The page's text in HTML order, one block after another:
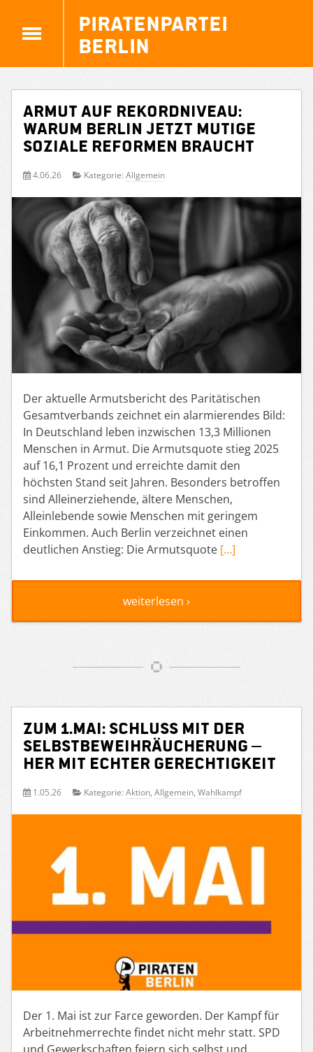
Piratenpartei
Berlin
Armut auf Rekordniveau:
Warum Berlin jetzt mutige
soziale Reformen braucht
4.06.26 Kategorie: Allgemein
Der aktuelle Armutsbericht des Paritätischen
Gesamtverbands zeichnet ein alarmierendes Bild:
In Deutschland leben inzwischen 13,3 Millionen
Menschen in Armut. Die Armutsquote stieg 2025
auf 16,1 Prozent und erreichte damit den
höchsten Stand seit Jahren. Besonders betroffen
sind Alleinerziehende, ältere Menschen,
Alleinlebende sowie Menschen mit geringem
Einkommen. Auch Berlin verzeichnet einen
deutlichen Anstieg: Die Armutsquote […]
weiterlesen ›
Zum 1.Mai: Schluss mit der
Selbstbeweihräucherung –
her mit echter Gerechtigkeit
1.05.26 Kategorie: Aktion, Allgemein, Wahlkampf
Der 1. Mai ist zur Farce geworden. Der Kampf für
Arbeitnehmerrechte findet nicht mehr statt. SPD